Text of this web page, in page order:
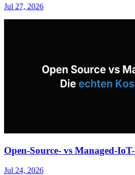
Jul 27, 2026
Open-Source- vs Managed-
Jul 24, 2026